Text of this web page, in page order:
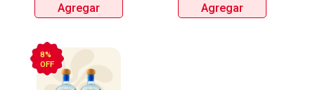
Agregar Agregar
8%
OFF